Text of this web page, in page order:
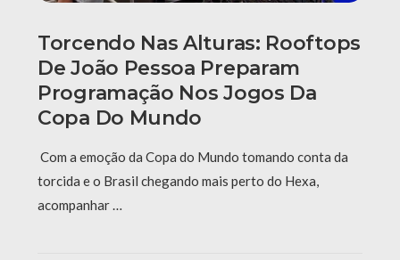
Torcendo Nas Alturas: Rooftops
De João Pessoa Preparam
Programação Nos Jogos Da
Copa Do Mundo
Com a emoção da Copa do Mundo tomando conta da
torcida e o Brasil chegando mais perto do Hexa,
acompanhar …